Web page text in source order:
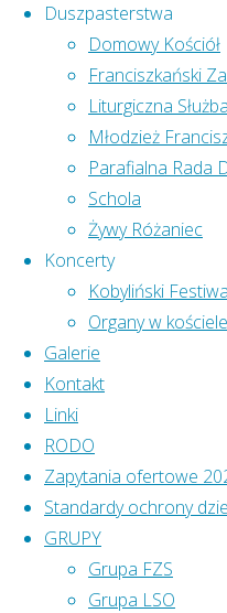
Duszpasterstwa
Domowy Kościół
Franciszkański
Liturgiczna
Młodzież
Parafialna Rada
Schola
Żywy Różaniec
Koncerty
Kobyliński
Organy w
Galerie
Kontakt
Linki
RODO
Zapytania ofertowe
Standardy ochrony
GRUPY
Grupa FZS
Grupa LSO
XXV
11 lutego w
całym
Chorego.
Jest to
w którym